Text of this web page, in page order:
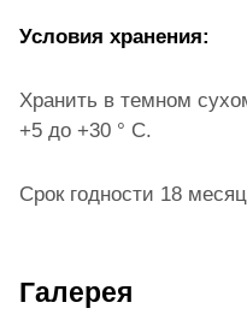
Условия хранения:
Хранить в темном
+5 до +30 ° С.
Срок годности 18
Галерея